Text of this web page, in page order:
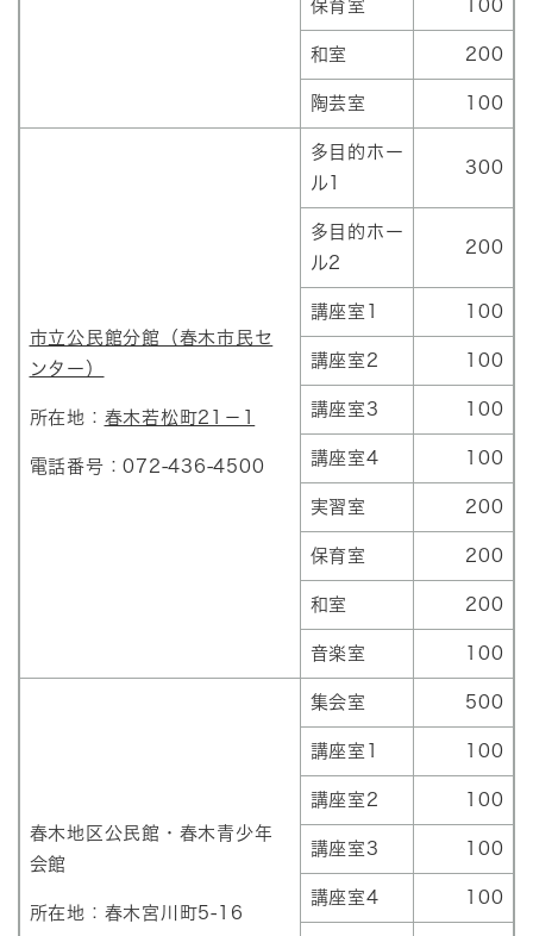
保育室 100
和室 200
陶芸室 100
市立公民館分館（春木市民セ
ンター）
所在地： 春木若松町21－1
電話番号：072-436-4500
多目的ホー
ル1
300
多目的ホー
ル2
200
講座室1 100
講座室2 100
講座室3 100
講座室4 100
実習室 200
保育室 200
和室 200
音楽室 100
春木地区公民館・春木青少年
会館
所在地：春木宮川町5-16
集会室 500
講座室1 100
講座室2 100
講座室3 100
講座室4 100